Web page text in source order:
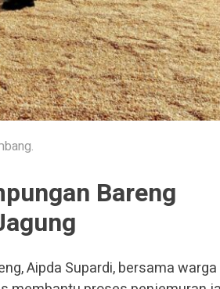
Bareng
Aipda Supardi, bersama